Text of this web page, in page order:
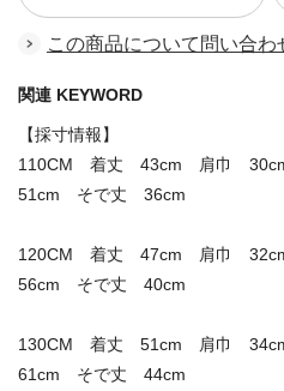
この商品について問い合わ
関連 KEYWORD
【採寸情報】
110CM 着丈 43cm 肩巾
51cm そで丈 36cm
120CM 着丈 47cm 肩巾
56cm そで丈 40cm
130CM 着丈 51cm 肩巾
61cm そで丈 44cm